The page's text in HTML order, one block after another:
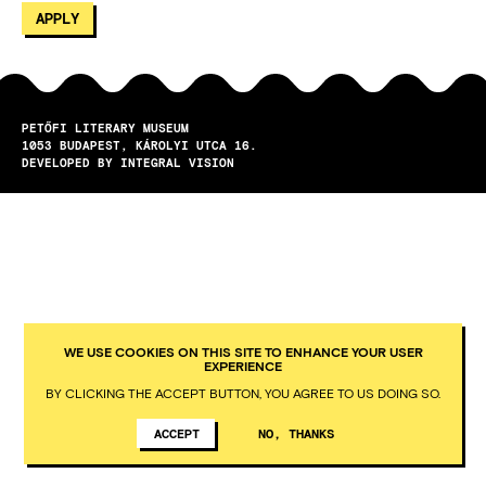
PETŐFI LITERARY MUSEUM
1053
BUDAPEST
KÁROLYI UTCA 16.
DEVELOPED BY INTEGRAL VISION
WE USE COOKIES ON THIS SITE TO ENHANCE YOUR USER
EXPERIENCE
BY CLICKING THE ACCEPT BUTTON, YOU AGREE TO US DOING SO.
ACCEPT NO, THANKS